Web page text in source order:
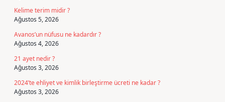
Kelime terim midir ?
Ağustos 5, 2026
Avanos’un nüfusu ne kadardır ?
Ağustos 4, 2026
21 ayet nedir ?
Ağustos 3, 2026
2024’te ehliyet ve kimlik birleştirme ücreti ne kadar ?
Ağustos 3, 2026